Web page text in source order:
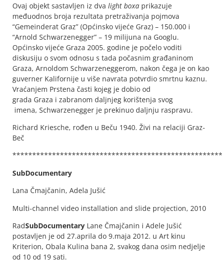
Ovaj objekt sastavljen iz dva light boxa prikazuje
međuodnos broja rezultata pretraživanja pojmova
“Gemeinderat Graz” (Općinsko vijeće Graz) – 150.000 i
“Arnold Schwarzenegger” – 19 milijuna na Googlu.
Općinsko vijeće Graza 2005. godine je počelo voditi
diskusiju o svom ​​odnosu s tada počasnim građaninom
Graza, Arnoldom Schwarzeneggerom, nakon čega je on kao
guverner Kalifornije u više navrata potvrdio smrtnu kaznu.
Vraćanjem Prstena časti kojeg je dobio od
grada Graza i zabranom daljnjeg korištenja svog
imena, Schwarzenegger je prekinuo daljnju raspravu.
Richard Kriesche, rođen u Beču 1940. Živi na relaciji Graz-
Beč
SubDocumentary
Lana Čmajčanin, Adela Jušić
Multi-channel video installation and slide projection, 2010
RadSubDocumentary Lane Čmajčanin i Adele Jušić
postavljen je od 27.aprila do 9.maja 2012. u Art kinu
Kriterion, Obala Kulina bana 2, svakog dana osim nedjelje
od 10 od 19 sati.